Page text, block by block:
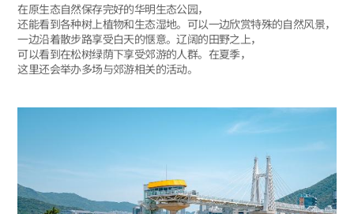
在原生态自然保存完好的华明生态公园，
还能看到各种树上植物和生态湿地。可以一边欣赏特殊的自然风景，
一边沿着散步路享受白天的惬意。辽阔的田野之上，
可以看到在松树绿荫下享受郊游的人群。在夏季，
这里还会举办多场与郊游相关的活动。